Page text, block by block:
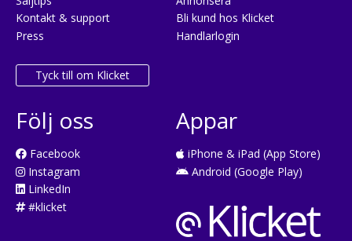
Kontakt & support
Press
Tyck till om Klicket
Bli kund hos Klicket
Handlarlogin
Följ oss
Facebook
Instagram
LinkedIn
#klicket
Appar
iPhone & iPad (App Store)
Android (Google Play)